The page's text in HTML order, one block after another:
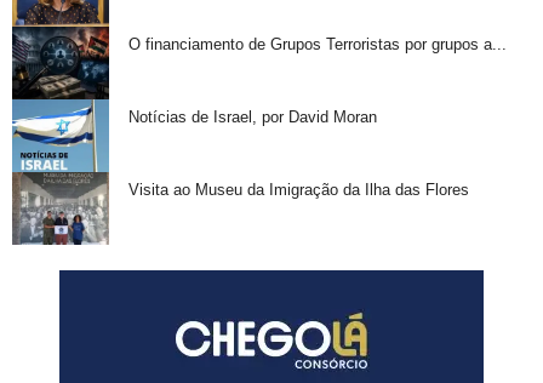
O financiamento de Grupos Terroristas por grupos a...
Notícias de Israel, por David Moran
Visita ao Museu da Imigração da Ilha das Flores